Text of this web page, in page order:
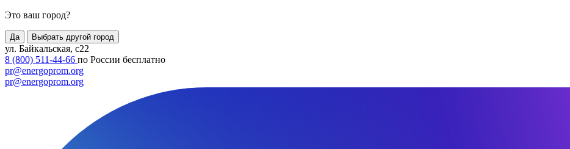
Это ваш город?
Да Выбрать другой город
ул. Байкальская, с22
8 (800) 511-44-66 по России бесплатно
pr@energoprom.org
pr@energoprom.org